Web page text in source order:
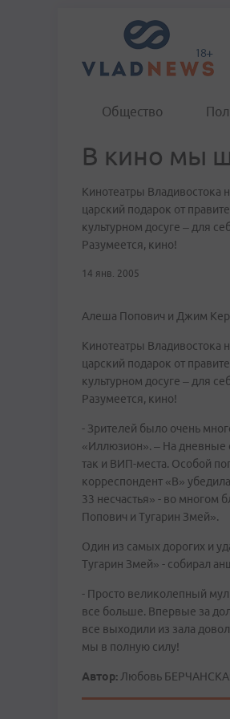
Общество
В кино мы
Кинотеатры Владивостока
царский подарок от
культурном досуге – для
Разумеется, кино!
14 янв. 2005
Алеша Попович и Джим
Кинотеатры Владивостока
царский подарок от
культурном досуге – для
Разумеется, кино!
- Зрителей было очень
«Иллюзион». – На дневные
так и ВИП-места. Особой
корреспондент «В»
33 несчастья» - во многом
Попович и Тугарин Змей».
Один из самых дорогих и
Тугарин Змей» - собирал
- Просто великолепный
все больше. Впервые за
все выходили из зала
мы в полную силу!
Автор: Любовь